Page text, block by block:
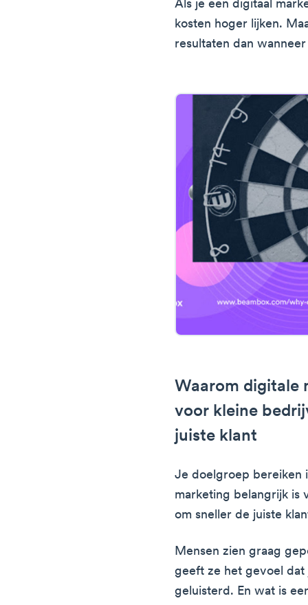
Als je een digitaal
kosten hoger lijken.
resultaten dan
Waarom digitale
voor kleine
juiste klant
Je doelgroep bereiken
marketing belangrijk is
om sneller de juiste
Mensen zien graag
geeft ze het gevoel dat
geluisterd. En wat is